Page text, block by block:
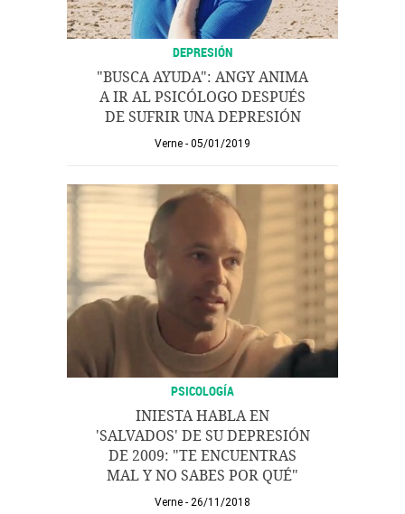
DEPRESIÓN
"BUSCA AYUDA": ANGY ANIMA
A IR AL PSICÓLOGO DESPUÉS
DE SUFRIR UNA DEPRESIÓN
Verne 05/01/2019
PSICOLOGÍA
INIESTA HABLA EN
'SALVADOS' DE SU DEPRESIÓN
DE 2009: "TE ENCUENTRAS
MAL Y NO SABES POR QUÉ"
Verne 26/11/2018